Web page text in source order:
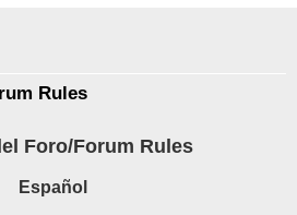
Rules
Foro/Forum Rules
Español